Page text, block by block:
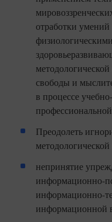
отработки
свободы и
в процессе
Преодолеть
непринятие
информационно-
информационно-
информационной